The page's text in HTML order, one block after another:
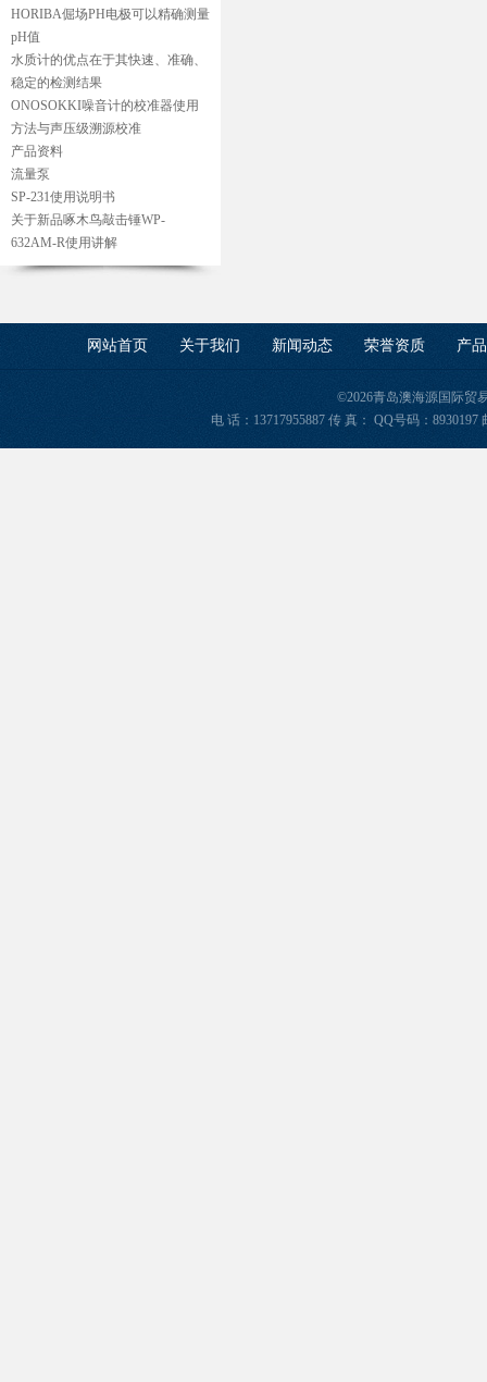
HORIBA倔场PH电极可以精确测量
pH值
水质计的优点在于其快速、准确、
稳定的检测结果
ONOSOKKI噪音计的校准器使用
方法与声压级溯源校准
产品资料
流量泵
SP-231使用说明书
关于新品啄木鸟敲击锤WP-
632AM-R使用讲解
网站首页 关于我们 新闻动态 荣誉资质 产
©2026青岛澳海源国际贸
电 话：13717955887 传 真： QQ号码：